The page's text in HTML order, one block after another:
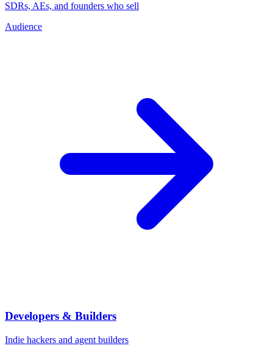
SDRs, AEs, and founders who sell
Audience
Developers & Builders
Indie hackers and agent builders